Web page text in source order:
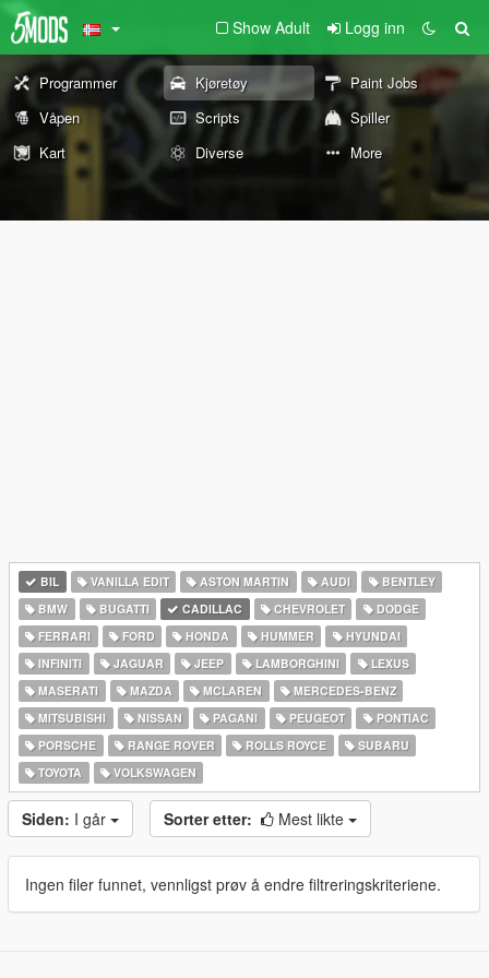
Show Adult Logg inn
Programmer Kjøretøy
Paint Jobs
Våpen
Scripts
Spiller
Kart
Diverse More
BIL VANILLA EDIT ASTON MARTIN AUDI
BENTLEY
BMW
BUGATTI CADILLAC CHEVROLET
DODGE
FERRARI
FORD HONDA HUMMER
HYUNDAI
INFINITI
JAGUAR JEEP LAMBORGHINI
LEXUS
MASERATI
MAZDA MCLAREN
MERCEDES-BENZ
MITSUBISHI
NISSAN PAGANI PEUGEOT
PONTIAC
PORSCHE
RANGE ROVER ROLLS ROYCE
SUBARU
TOYOTA
VOLKSWAGEN
Siden: I går Sorter etter: Mest likte
Ingen filer funnet, vennligst prøv å endre filtreringskriteriene.